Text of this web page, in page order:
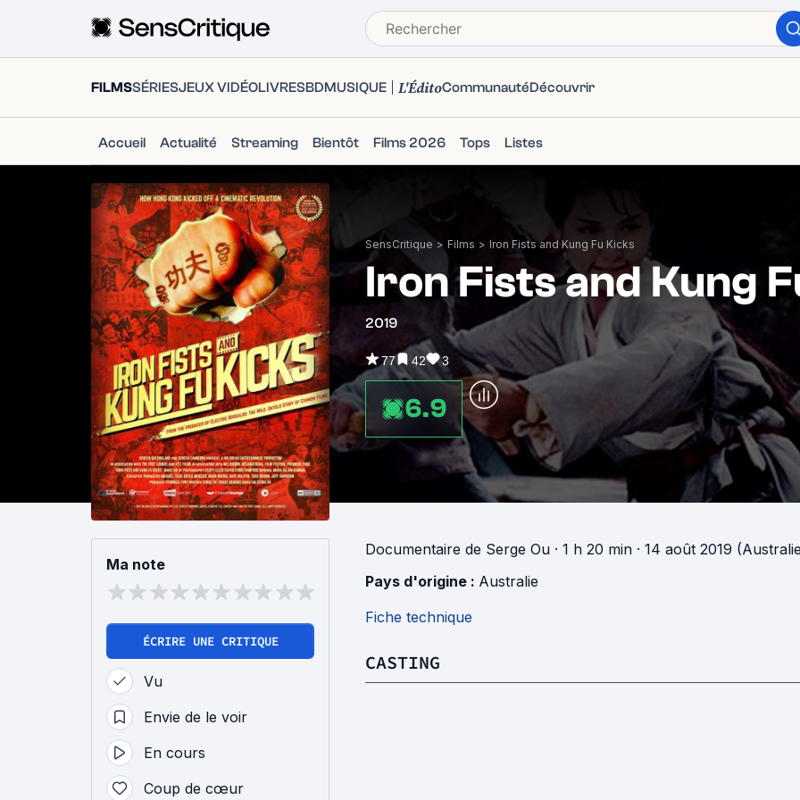
FILMSSÉRIESJEUX VIDÉOLIVRESBDMUSIQUE L'ÉditoCommunautéDécouvrir
Accueil Actualité Streaming Bientôt Films 2026 Tops Listes
SensCritique > Films > Iron Fists and Kung Fu Kicks
Iron Fists and Kung
2019
77 42 3
6.9
Ma note
ÉCRIRE UNE CRITIQUE
Vu
Envie de le voir
En cours
Coup de cœur
Documentaire de Serge Ou · 1 h 20 min · 14 août 2019
Pays d'origine : Australie
Fiche technique
CASTING